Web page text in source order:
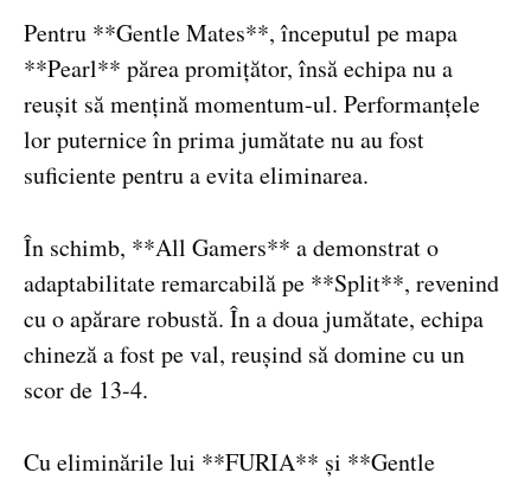
Pentru **Gentle Mates**, începutul pe mapa
**Pearl** părea promițător, însă echipa nu a
reușit să mențină momentum-ul. Performanțele
lor puternice în prima jumătate nu au fost
suficiente pentru a evita eliminarea.
În schimb, **All Gamers** a demonstrat o
adaptabilitate remarcabilă pe **Split**, revenind
cu o apărare robustă. În a doua jumătate, echipa
chineză a fost pe val, reușind să domine cu un
scor de 13-4.
Cu eliminările lui **FURIA** și **Gentle